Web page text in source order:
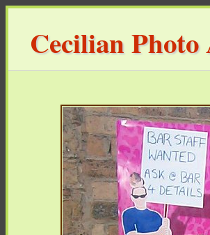
Cecilian Photo